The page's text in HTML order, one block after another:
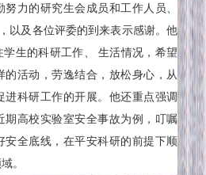
力的研究生会成员和工作人员、
以及各位评委的到来表示感谢。他
生的科研工作、 生活情况，希望
的活动，劳逸结合，放松身心，从
进科研工作的开展。他还重点强调
期高校实验室安全事故为例，叮嘱
安全底线，在平安科研的前提下顺
。